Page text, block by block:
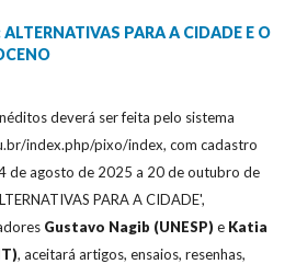
PARA A CIDADE E O
deverá ser feita pelo sistema
index.php/pixo/index, com cadastro
de agosto de 2025 a 20 de outubro de
PARA A CIDADE',
Gustavo Nagib (UNESP) e Katia
, aceitará artigos, ensaios, resenhas,